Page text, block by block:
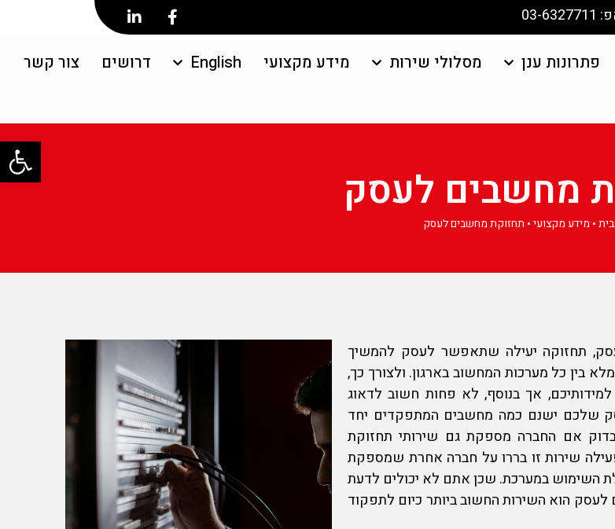
פתח
פתרונות ענן מסלולי שירות מידע מקצועי English דרושים צור קשר
מחשבים לעסק
• מידע מקצועי • תחזוקת מחשבים לעסק
, תחזוקה יעילה שתאפשר לעסק להמשיך
בין כל מערכות המחשוב בארגון. ולצורך כך,
אך בנוסף, לא פחות חשוב לדאוג
שלכם ישנם כמה מחשבים המתפקדים יחד
אם החברה מספקת גם שירותי תחזוקת
שירות זו בררו על חברה אחרת שמספקת
השימוש במערכת. שכן אתם לא יכולים לדעת
לעסק הוא השירות החשוב ביותר כיום לתפקוד